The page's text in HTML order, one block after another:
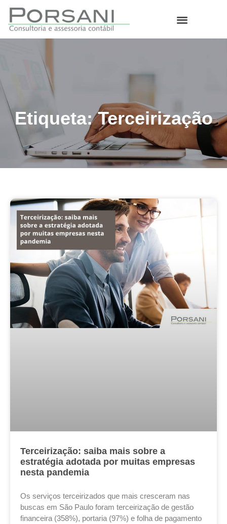
Etiqueta: Terceirização
Terceirização: saiba mais sobre a
estratégia adotada por muitas empresas
nesta pandemia
Os serviços terceirizados que mais cresceram nas
buscas em São Paulo foram terceirização de gestão
financeira (358%), portaria (97%) e folha de pagamento